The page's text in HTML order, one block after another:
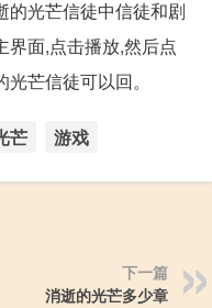
的光芒信徒中信徒和剧
界面,点击播放,然后点
芒信徒可以回。
芒 游戏
下一篇
消逝的光芒多少章